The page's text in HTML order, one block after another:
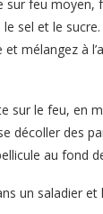
sur feu moyen,
le sel et le
mélangez à
sur le feu, en
décoller des
au fond
un saladier et